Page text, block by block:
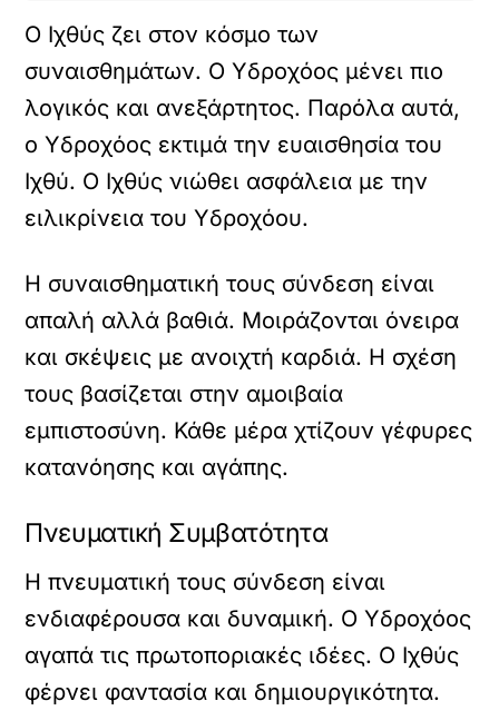
Ο Ιχθύς ζει στον κόσμο των
συναισθημάτων. Ο Υδροχόος μένει πιο
λογικός και ανεξάρτητος. Παρόλα αυτά,
ο Υδροχόος εκτιμά την ευαισθησία του
Ιχθύ. Ο Ιχθύς νιώθει ασφάλεια με την
ειλικρίνεια του Υδροχόου.
Η συναισθηματική τους σύνδεση είναι
απαλή αλλά βαθιά. Μοιράζονται όνειρα
και σκέψεις με ανοιχτή καρδιά. Η σχέση
τους βασίζεται στην αμοιβαία
εμπιστοσύνη. Κάθε μέρα χτίζουν γέφυρες
κατανόησης και αγάπης.
Πνευματική Συμβατότητα
Η πνευματική τους σύνδεση είναι
ενδιαφέρουσα και δυναμική. Ο Υδροχόος
αγαπά τις πρωτοποριακές ιδέες. Ο Ιχθύς
φέρνει φαντασία και δημιουργικότητα.